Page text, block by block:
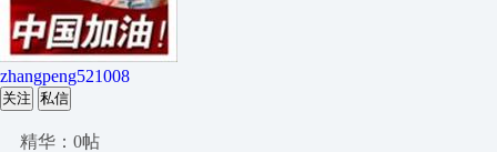
zhangpeng521008
关注 私信
精华：0帖